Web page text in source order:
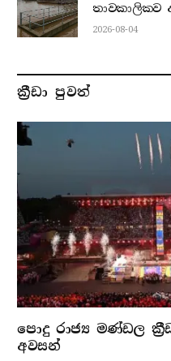
තාවකාලිකව
2026-08-04
ක්‍රීඩා පුවත්
පොදු රාජ්‍ය මණ්ඩල
අවසන්